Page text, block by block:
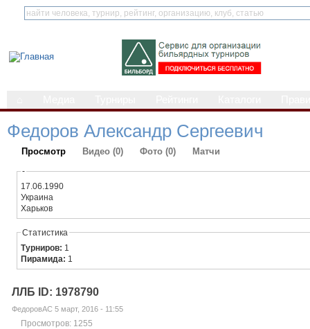
Федоров Александр Сергеевич
Просмотр Видео (0) Фото (0) Матчи
-
17.06.1990
Украина
Харьков
Статистика
Турниров: 1
Пирамида: 1
ЛЛБ ID: 1978790
ФедоровАС 5 март, 2016 - 11:55
Просмотров: 1255